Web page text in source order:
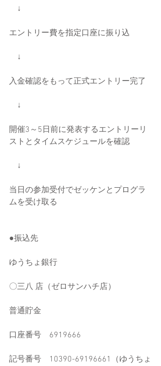
↓
エントリー費を指定口座に振り込
↓
入金確認をもって正式エントリー完了
↓
開催3～5日前に発表するエントリーリ
ストとタイムスケジュールを確認
↓
当日の参加受付でゼッケンとプログラ
ムを受け取る
●振込先
ゆうちょ銀行
〇三八 店（ゼロサンハチ店）
普通貯金
口座番号　6919666
記号番号　10390-69196661（ゆうちょ